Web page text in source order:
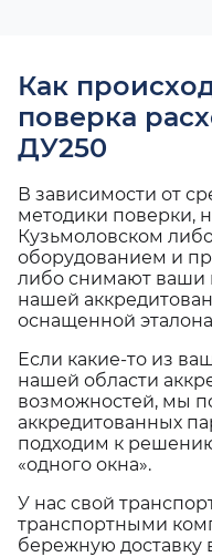
Как
поверка
ДУ250
В зависимости от
методики поверки,
Кузьмоловском
оборудованием и
либо снимают ваши
нашей
оснащенной
Если какие-то из
нашей области
возможностей, мы
аккредитованных
подходим к
«одного окна».
У нас свой
транспортными
бережную доставку